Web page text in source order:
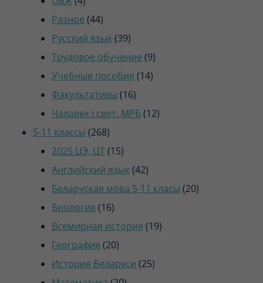
товара
Разное 4444
товара
Русский язык 3939
товаров
Трудовое обучение 99
товаров
Учебные пособия 1414
Факультативы 1616
товаров
Чалавек і свет. МРБ 1212
5-11 классы 268268
товаров
2025 ЦЭ, ЦТ 1515
товаров
Английский язык 4242
товара
Беларуская мова 5-11 класы 2020
Биология 1616
товаров
Всемирная история 1919
География 2020
товаров
История Беларуси 2525